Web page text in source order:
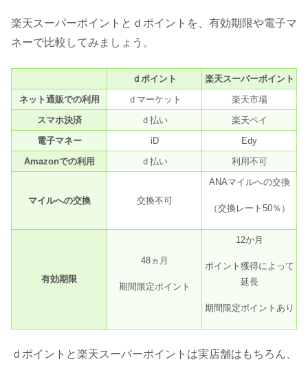
楽天スーパーポイントとｄポイントを、有効期限や電子マ
ネーで比較してみましょう。
ｄポイント
楽天スーパーポイント
ネット通販での利用
ｄマーケット
楽天市場
スマホ決済
ｄ払い
楽天ペイ
電子マネー
iD
Edy
Amazonでの利用
ｄ払い 利用不可
マイルへの交換 交換不可
ANAマイルへの交換
（交換レート50％）
有効期限
48ヵ月
期間限定ポイント
12か月
ポイント獲得によって
延長
期間限定ポイントあり
ｄポイントと楽天スーパーポイントは実店舗はもちろん、